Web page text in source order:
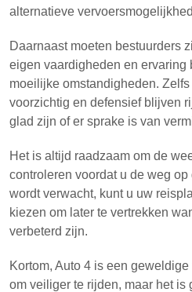
alternatieve
Daarnaast moeten bestuurders
eigen vaardigheden en ervaring
moeilijke omstandigheden. Zelfs
voorzichtig en defensief blijven
glad zijn of er sprake is van
Het is altijd raadzaam om de
controleren voordat u de weg
wordt verwacht, kunt u uw
kiezen om later te vertrekken
verbeterd zijn.
Kortom, Auto 4 is een
om veiliger te rijden, maar het is